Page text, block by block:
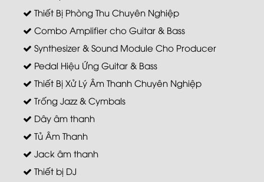
Thiết Bị Phòng Thu Chuyên Nghiệp
Combo Amplifier cho Guitar & Bass
Synthesizer & Sound Module Cho Producer
Pedal Hiệu Ứng Guitar & Bass
Thiết Bị Xử Lý Âm Thanh Chuyên Nghiệp
Trống Jazz & Cymbals
Dây âm thanh
Tủ Âm Thanh
Jack âm thanh
Thiết bị DJ